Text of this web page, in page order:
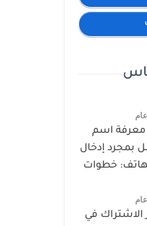
معرفة اسم
بمجرد إدخال
خطوات
الاشتراك في